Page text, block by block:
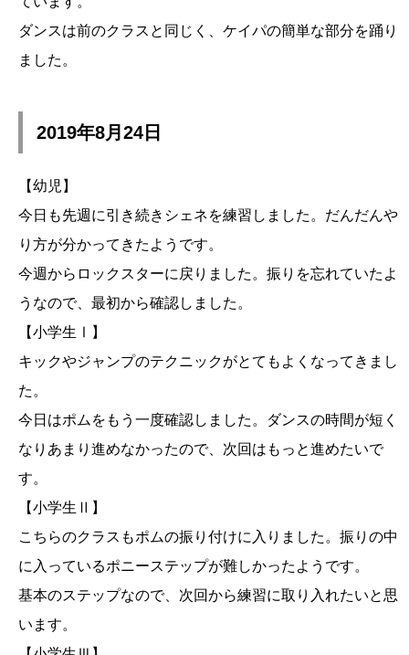
ダンスは前のクラスと同じく、ケイパの簡単な部分を踊り
ました。
2019年8月24日
【幼児】
今日も先週に引き続きシェネを練習しました。だんだんや
り方が分かってきたようです。
今週からロックスターに戻りました。振りを忘れていたよ
うなので、最初から確認しました。
【小学生Ⅰ】
キックやジャンプのテクニックがとてもよくなってきまし
た。
今日はポムをもう一度確認しました。ダンスの時間が短く
なりあまり進めなかったので、次回はもっと進めたいで
す。
【小学生Ⅱ】
こちらのクラスもポムの振り付けに入りました。振りの中
に入っているポニーステップが難しかったようです。
基本のステップなので、次回から練習に取り入れたいと思
います。